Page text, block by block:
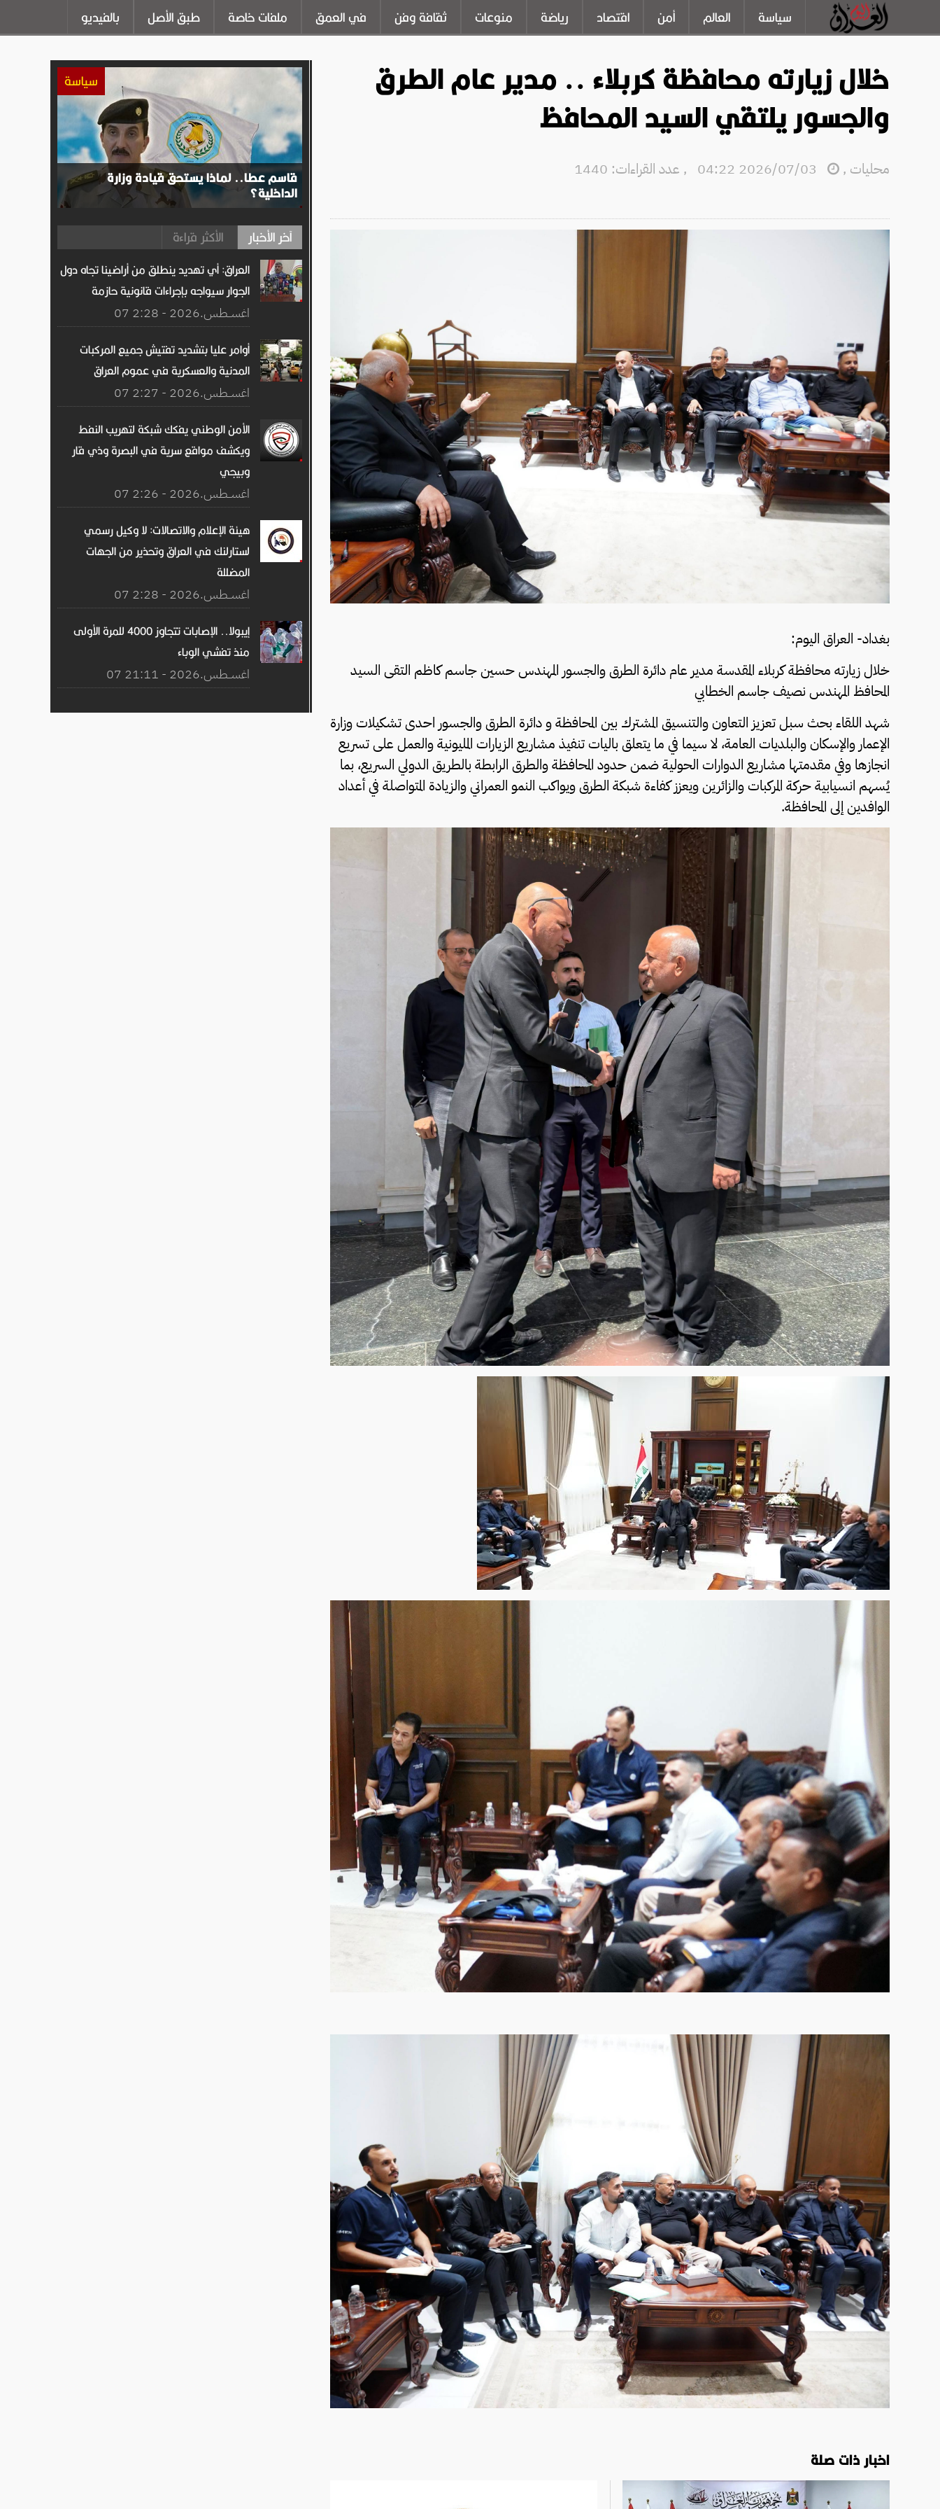
سياسة العالم أمن اقتصاد رياضة منوعات ثقافة وفن في العمق ملفات خاصة طبق الأصل بالفيديو
خلال زيارته محافظة كربلاء .. مدير عام الطرق
والجسور يلتقي السيد المحافظ
محليات ,
, عدد القراءات: 1440
بغداد- العراق اليوم:
خلال زيارته محافظة كربلاء المقدسة مدير عام دائرة الطرق والجسور المهندس حسين جاسم كاظم التقى السيد
المحافظ المهندس نصيف جاسم الخطابي
شهد اللقاء بحث سبل تعزيز التعاون والتنسيق المشترك بين المحافظة و دائرة الطرق والجسور احدى تشكيلات وزارة
الإعمار والإسكان والبلديات العامة، لا سيما في ما يتعلق باليات تنفيذ مشاريع الزيارات المليونية والعمل على تسريع
انجازها وفي مقدمتها مشاريع الدوارات الحولية ضمن حدود المحافظة والطرق الرابطة بالطريق الدولي السريع، بما
يُسهم انسيابية حركة المركبات والزائرين ويعزز كفاءة شبكة الطرق ويواكب النمو العمراني والزيادة المتواصلة في أعداد
الوافدين إلى المحافظة.
اخبار ذات صلة
سياسة
قاسم عطا.. لماذا يستحق قيادة وزارة
الداخلية؟
آخر الأخبار الأكثر قراءة
العراق: أي تهديد ينطلق من أراضينا تجاه دول
الجوار سيواجه بإجراءات قانونية حازمة
07 اغســطس.2026 - 2:28
أوامر عليا بتشديد تفتيش جميع المركبات
المدنية والعسكرية في عموم العراق
07 اغســطس.2026 - 2:27
الأمن الوطني يفكك شبكة لتهريب النفط
ويكشف مواقع سرية في البصرة وذي قار
وبيجي
07 اغســطس.2026 - 2:26
هيئة الإعلام والاتصالات: لا وكيل رسمي
لستارلنك في العراق وتحذير من الجهات
المضللة
07 اغســطس.2026 - 2:28
إيبولا.. الإصابات تتجاوز 4000 للمرة الأولى
منذ تفشي الوباء
07 اغســطس.2026 - 21:11